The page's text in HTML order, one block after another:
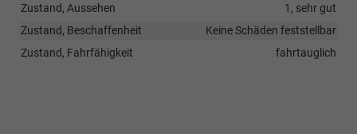
Zustand, Aussehen
1, sehr gut
Zustand, Beschaffenheit
Keine Schäden feststellbar
Zustand, Fahrfähigkeit
fahrtauglich